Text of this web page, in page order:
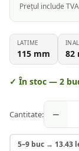
Prețul include
LATIME
115 mm 82
✓ În stoc — 2
Cantitate: −
5–9 buc→ 13.43